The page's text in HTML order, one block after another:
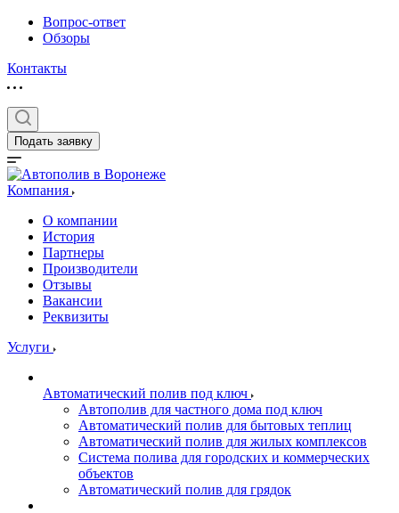
Вопрос-ответ
Обзоры
Контакты
Подать заявку
Компания
О компании
История
Партнеры
Производители
Отзывы
Вакансии
Реквизиты
Услуги
Автоматический полив под ключ
Автополив для частного дома под ключ
Автоматический полив для бытовых теплиц
Автоматический полив для жилых комплексов
Система полива для городских и коммерческих
объектов
Автоматический полив для грядок